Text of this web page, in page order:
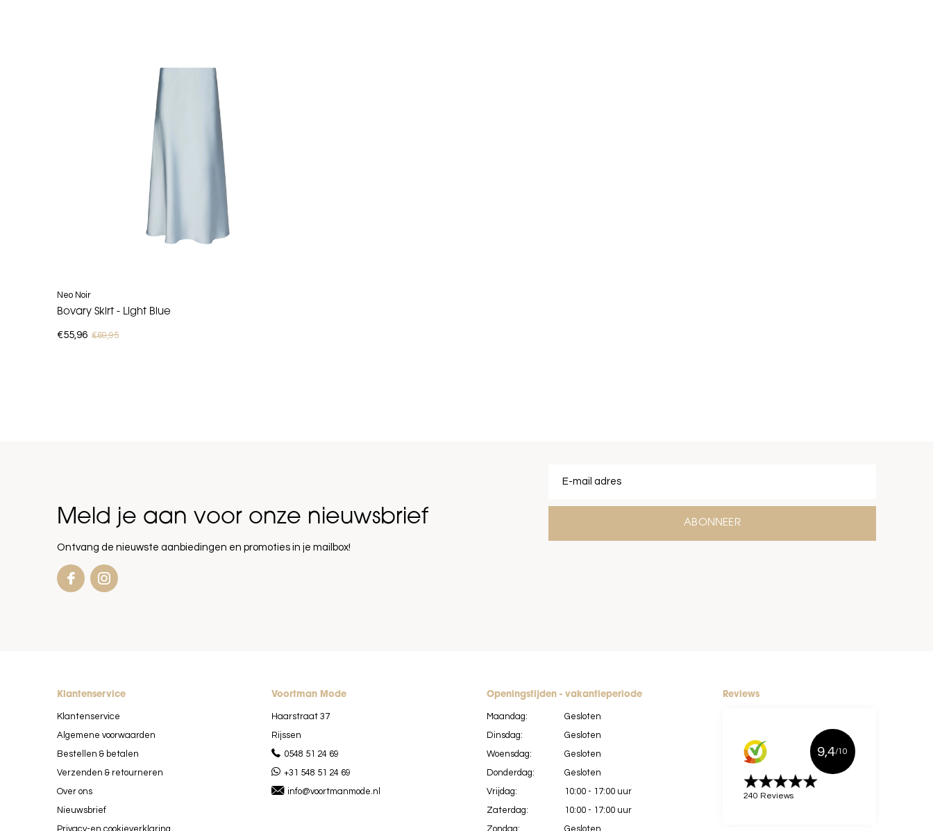
Neo Noir
Bovary Skirt - Light Blue
€55,96 €69,95
Meld je aan voor onze nieuwsbrief
Ontvang de nieuwste aanbiedingen en promoties in je mailbox!
ABONNEER
Klantenservice
Klantenservice
Algemene voorwaarden
Bestellen & betalen
Verzenden & retourneren
Over ons
Nieuwsbrief
Voortman Mode
Haarstraat 37
Rijssen
0548 51 24 69
+31 548 51 24 69
info@voortmanmode.nl
Openingstijden - vakantieperiode
Maandag:
Dinsdag:
Woensdag:
Donderdag:
Vrijdag:
Zaterdag:
Gesloten
Gesloten
Gesloten
Gesloten
10:00 - 17:00 uur
10:00 - 17:00 uur
Reviews
9,4/10
240 Reviews